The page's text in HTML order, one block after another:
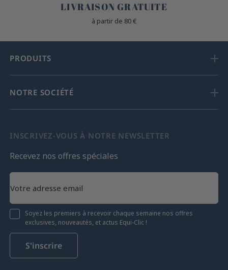
LIVRAISON GRATUITE
à partir de 80 €
PRODUITS
NOTRE SOCIÉTÉ
INSCRIVEZ-VOUS À NOTRE NEWSLETTER
Recevez nos offres spéciales
Soyez les premiers à recevoir chaque semaine nos offres
exclusives, nouveautés, et actus Equi-Clic !
S'inscrire